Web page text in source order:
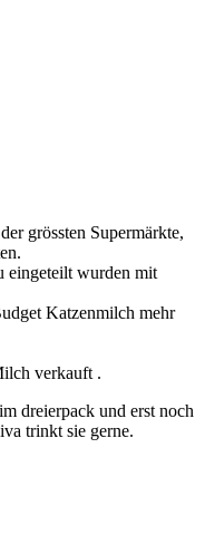
grössten Supermärkte,
eingeteilt wurden mit
Katzenmilch mehr
verkauft .
dreierpack und erst noch
trinkt sie gerne.